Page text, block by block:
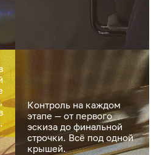
Контроль на каждом
этапе — от первого
эскиза до финальной
строчки. Всё под одной
крышей.